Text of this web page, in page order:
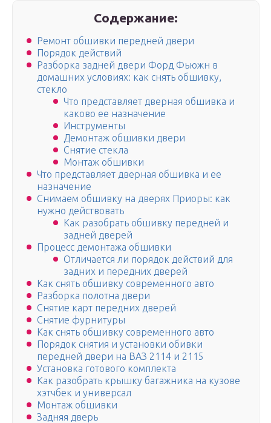
Содержание:
Ремонт обшивки передней двери
Порядок действий
Разборка задней двери Форд Фьюжн в
домашних условиях: как снять обшивку,
стекло
Что представляет дверная обшивка и
каково ее назначение
Инструменты
Демонтаж обшивки двери
Снятие стекла
Монтаж обшивки
Что представляет дверная обшивка и ее
назначение
Снимаем обшивку на дверях Приоры: как
нужно действовать
Как разобрать обшивку передней и
задней дверей
Процесс демонтажа обшивки
Отличается ли порядок действий для
задних и передних дверей
Как снять обшивку современного авто
Разборка полотна двери
Снятие карт передних дверей
Снятие фурнитуры
Как снять обшивку современного авто
Порядок снятия и установки обивки
передней двери на ВАЗ 2114 и 2115
Установка готового комплекта
Как разобрать крышку багажника на кузове
хэтчбек и универсал
Монтаж обшивки
Задняя дверь